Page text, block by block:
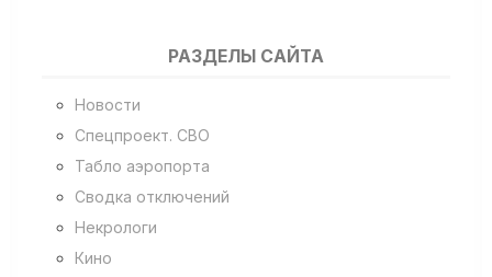
РАЗДЕЛЫ САЙТА
Новости
Спецпроект. СВО
Табло аэропорта
Сводка отключений
Некрологи
Кино